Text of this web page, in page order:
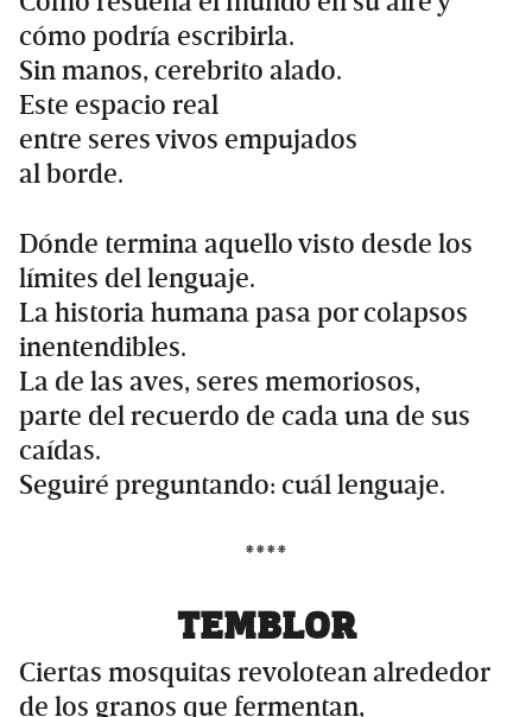
cómo podría escribirla.
Sin manos, cerebrito alado.
Este espacio real
entre seres vivos empujados
al borde.
Dónde termina aquello visto desde los
límites del lenguaje.
La historia humana pasa por colapsos
inentendibles.
La de las aves, seres memoriosos,
parte del recuerdo de cada una de sus
caídas.
Seguiré preguntando: cuál lenguaje.
****
TEMBLOR
Ciertas mosquitas revolotean alrededor
de los granos que fermentan,